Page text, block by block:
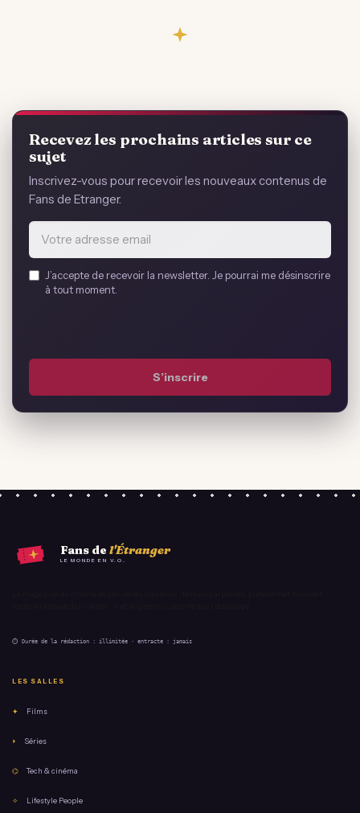
Recevez les prochains articles sur ce
sujet
Inscrivez-vous pour recevoir les nouveaux contenus de
Fans de Etranger.
addressJ’accepte de recevoir la newsletter. Je pourrai me désinscrire
à tout moment.
S’inscrire
Fans de l'Étranger
LE MONDE EN V.O.
⏱ Durée de la rédaction : illimitée · entracte : jamais
LES SALLES
✦ Films
⏵ Séries
⌬ Tech & cinéma
✧ Lifestyle People